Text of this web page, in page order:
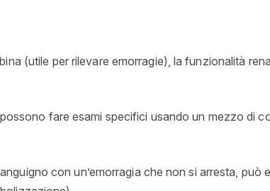
(utile per rilevare emorragie), la funzionalità
fare esami specifici usando un mezzo di
con un’emorragia che non si arresta, può